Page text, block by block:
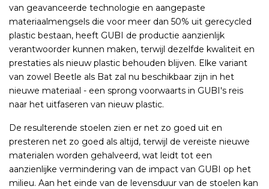
van geavanceerde technologie en aangepaste
materiaalmengsels die voor meer dan 50% uit gerecycled
plastic bestaan, heeft GUBI de productie aanzienlijk
verantwoorder kunnen maken, terwijl dezelfde kwaliteit en
prestaties als nieuw plastic behouden blijven. Elke variant
van zowel Beetle als Bat zal nu beschikbaar zijn in het
nieuwe materiaal - een sprong voorwaarts in GUBI's reis
naar het uitfaseren van nieuw plastic.
De resulterende stoelen zien er net zo goed uit en
presteren net zo goed als altijd, terwijl de vereiste nieuwe
materialen worden gehalveerd, wat leidt tot een
aanzienlijke vermindering van de impact van GUBI op het
milieu. Aan het einde van de levensduur van de stoelen kan